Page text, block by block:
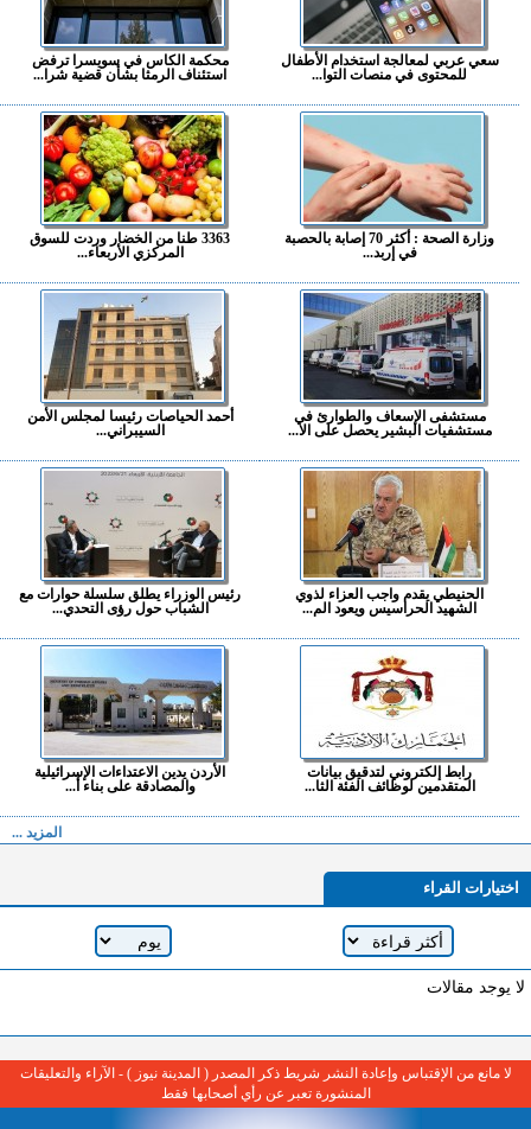
سعي عربي لمعالجة استخدام الأطفال
للمحتوى في منصات التوا...
محكمة الكاس في سويسرا ترفض
استئناف الرمثا بشأن قضية شرا...
وزارة الصحة : أكثر 70 إصابة بالحصبة
في إربد...
3363 طنا من الخضار وردت للسوق
المركزي الأربعاء...
مستشفى الإسعاف والطوارئ في
مستشفيات البشير يحصل على الا...
أحمد الحياصات رئيسا لمجلس الأمن
السيبراني...
الحنيطي يقدم واجب العزاء لذوي
الشهيد الحراسيس ويعود الم...
رئيس الوزراء يطلق سلسلة حوارات مع
الشباب حول رؤى التحدي...
رابط إلكتروني لتدقيق بيانات
المتقدمين لوظائف الفئة الثا...
الأردن يدين الاعتداءات الإسرائيلية
والمصادقة على بناء أ...
المزيد ...
اختيارات القراء
لا يوجد مقالات
لا مانع من الإقتباس وإعادة النشر شريط ذكر المصدر ( المدينة نيوز ) - الآراء والتعليقات
المنشورة تعبر عن رأي أصحابها فقط